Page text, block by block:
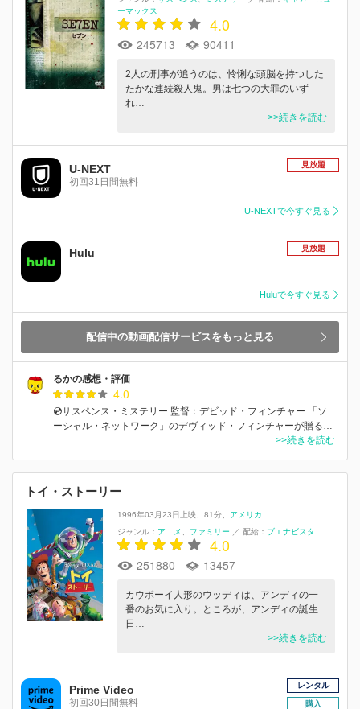
ーマックス
4.0
245713 90411
2人の刑事が追うのは、怜悧な頭脳を持つした
たかな連続殺人鬼。男は七つの大罪のいず
れ…
>>続きを読む
U-NEXT
初回31日間無料
見放題
U-NEXTで今すぐ見る
Hulu 見放題
Huluで今すぐ見る
配信中の動画配信サービスをもっと見る
るかの感想・評価
4.0
💿サスペンス・ミステリー 監督：デビッド・フィンチャー 「ソ
ーシャル・ネットワーク」のデヴィッド・フィンチャーが贈る…
>>続きを読む
トイ・ストーリー
1996年03月23日上映 81分
アメリカ
ジャンル： アニメ ファミリー ／ 配給： ブエナビスタ
4.0
251880 13457
カウボーイ人形のウッディは、アンディの一
番のお気に入り。ところが、アンディの誕生
日…
>>続きを読む
Prime Video
初回30日間無料
レンタル
購入